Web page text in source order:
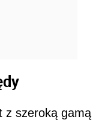
z szeroką gamą